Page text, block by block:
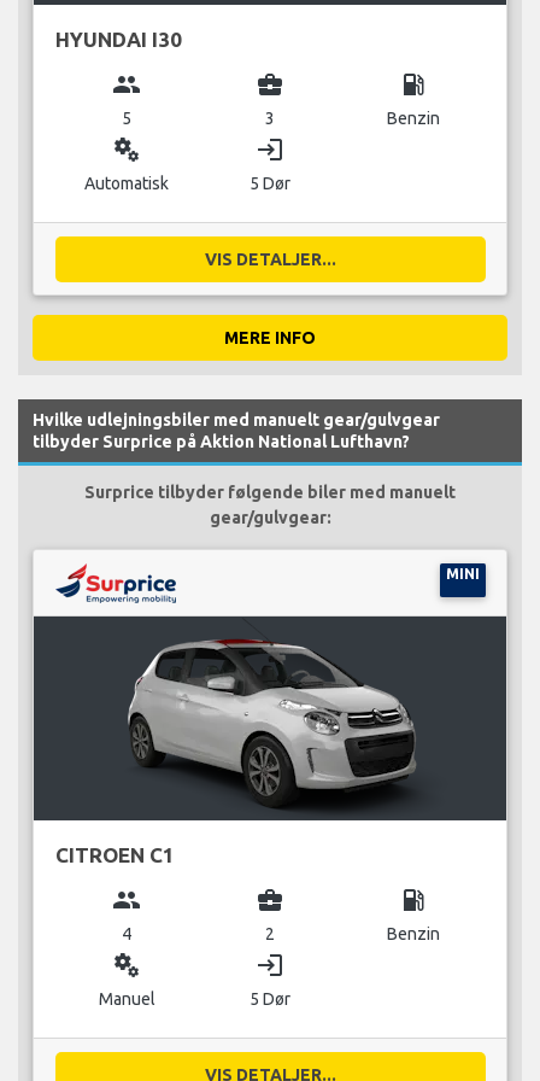
HYUNDAI I30
group
5
business_center
3
local_gas_station
Benzin
miscellaneous_services
Automatisk
login
5 Dør
VIS DETALJER...
MERE INFO
Hvilke udlejningsbiler med manuelt gear/gulvgear
tilbyder Surprice på Aktion National Lufthavn?
Surprice tilbyder følgende biler med manuelt
gear/gulvgear:
MINI
CITROEN C1
group
4
business_center
2
local_gas_station
Benzin
miscellaneous_services
Manuel
login
5 Dør
VIS DETALJER...